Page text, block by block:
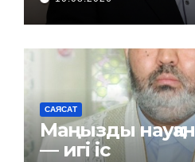
САЯСАТ
Маңызды
— игі іс